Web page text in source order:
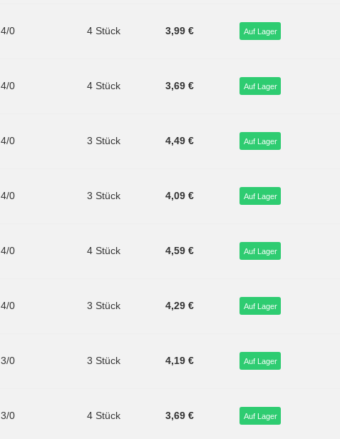
4/0 4 Stück 3,99 € Auf Lager
4/0 4 Stück 3,69 € Auf Lager
4/0 3 Stück 4,49 € Auf Lager
4/0 3 Stück 4,09 € Auf Lager
4/0 4 Stück 4,59 € Auf Lager
4/0 3 Stück 4,29 € Auf Lager
3/0 3 Stück 4,19 € Auf Lager
3/0 4 Stück 3,69 € Auf Lager